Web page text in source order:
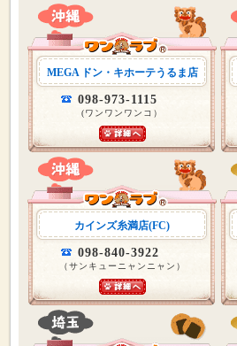
MEGA ドン・キホーテうるま店
098-973-1115
(ワンワンワンコ）
カインズ糸満店(FC)
098-840-3922
（サンキューニャンニャン）